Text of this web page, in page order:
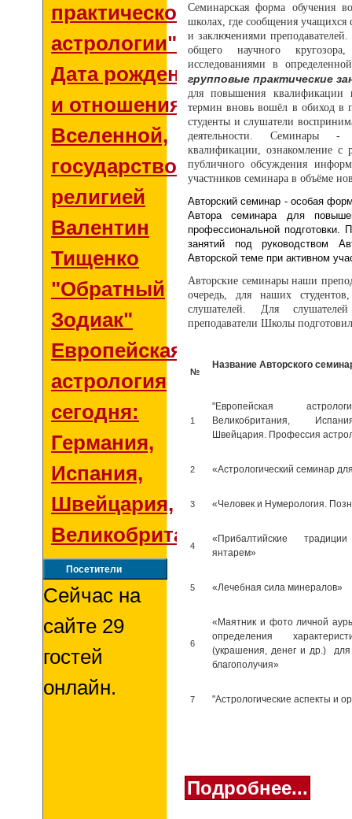
практической
астрологии"
Дата рождения
и отношения со
Вселенной,
государством и
религией
Валентин
Тищенко
"Обратный
Зодиак"
Европейская
астрология
сегодня:
Германия,
Испания,
Швейцария,
Великобритания
Посетители
Сейчас на
сайте 29
гостей
онлайн.
Семинарская форма обучения
школах, где сообщения учащихся
и заключениями
общего научного
исследованиями в
групповые практические
для повышения квалификации
термин вновь вошёл в обиход
студенты и слушатели
деятельности. Семинары -
квалификации, ознакомление с
публичного обсуждения
участников семинара в объёме
Авторский семинар -особая
Автора семинара для
профессиональной подготовки.
занятий под руководством
Авторской теме при активном
Авторские семинары наши
очередь, для наших
слушателей. Для
преподаватели Школы
№
Название Авторского
1
"Европейская
Великобритания,
Швейцария. Профессия
2 «Астрологический семинар
3 «Человек и Нумерология.
4
«Прибалтийские
янтарем»
5 «Лечебная сила минералов»
6
«Маятник и фото личной
определения
(украшения, денег и др.)
благополучия»
7 "Астрологические аспекты и
Подробнее...